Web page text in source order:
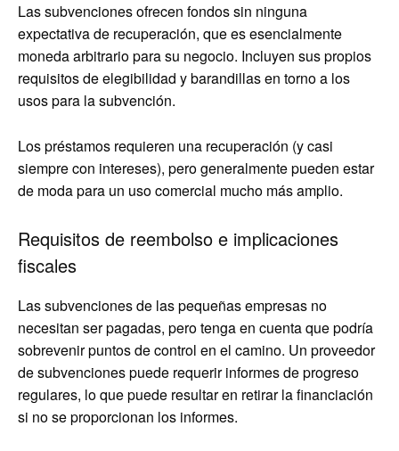
Las subvenciones ofrecen fondos sin ninguna
expectativa de recuperación, que es esencialmente
moneda arbitrario para su negocio. Incluyen sus propios
requisitos de elegibilidad y barandillas en torno a los
usos para la subvención.
Los préstamos requieren una recuperación (y casi
siempre con intereses), pero generalmente pueden estar
de moda para un uso comercial mucho más amplio.
Requisitos de reembolso e implicaciones
fiscales
Las subvenciones de las pequeñas empresas no
necesitan ser pagadas, pero tenga en cuenta que podría
sobrevenir puntos de control en el camino. Un proveedor
de subvenciones puede requerir informes de progreso
regulares, lo que puede resultar en retirar la financiación
si no se proporcionan los informes.